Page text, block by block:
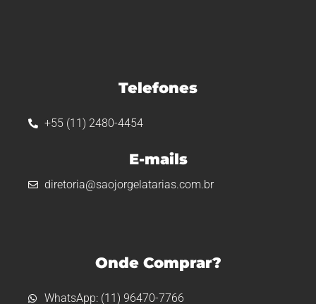
Telefones
+55 (11) 2480-4454
E-mails
diretoria@saojorgelatarias.com.br
Onde Comprar?
WhatsApp: (11) 96470-7766